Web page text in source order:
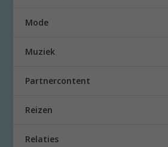
Mode
Muziek
Partnercontent
Reizen
Relaties